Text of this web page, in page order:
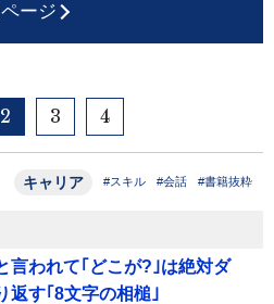
ージ
2 3 4
キャリア #スキル #会話 #書籍抜粋
言われて｢どこが?｣は絶対ダ
返す｢8文字の相槌｣